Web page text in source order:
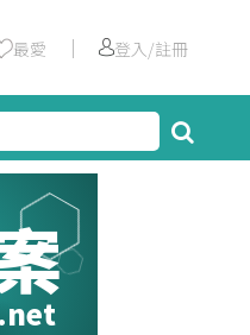
最愛 ｜ 登入/註冊